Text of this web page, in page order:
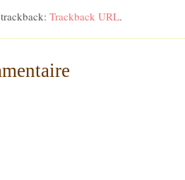
Trackback URL.